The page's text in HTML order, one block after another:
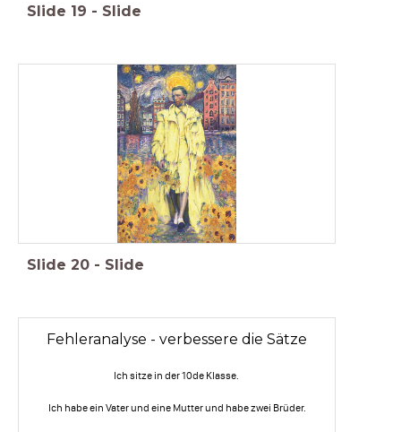
Slide 19 - Slide
Slide 20 - Slide
Fehleranalyse - verbessere die Sätze
Ich sitze in der 10de Klasse.
Ich habe ein Vater und eine Mutter und habe zwei Brüder.